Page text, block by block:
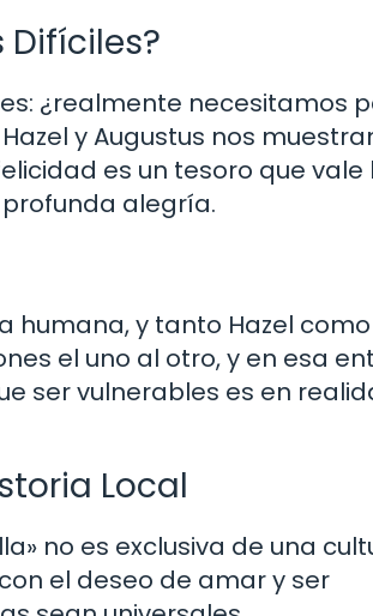
¿realmente necesitamos
y Augustus nos
es un tesoro que vale
alegría.
humana, y tanto Hazel como
el uno al otro, y en esa
ser vulnerables es en
Local
no es exclusiva de una
el deseo de amar y ser